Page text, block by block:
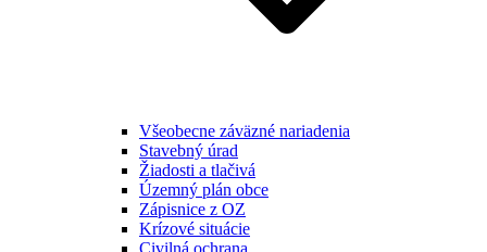
Všeobecne záväzné nariadenia
Stavebný úrad
Žiadosti a tlačivá
Územný plán obce
Zápisnice z OZ
Krízové situácie
Civilná ochrana